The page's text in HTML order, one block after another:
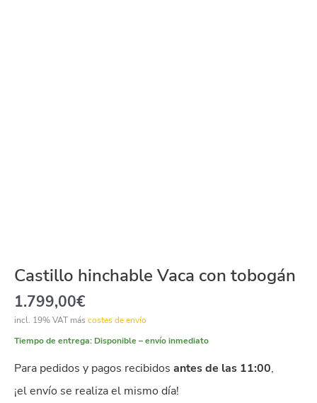
Castillo hinchable Vaca con tobogán
1.799,00€
incl. 19% VAT más costes de envío
Tiempo de entrega: Disponible – envío inmediato
Para pedidos y pagos recibidos antes de las 11:00,
¡el envío se realiza el mismo día!